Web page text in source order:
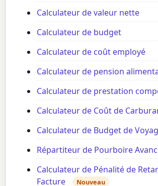
Calculateur de valeur nette
Calculateur de budget
Calculateur de coût employé
Calculateur de pension
Calculateur de prestation
Calculateur de Coût de
Calculateur de Budget de
Répartiteur de Pourboire
Calculateur de Pénalité de
Facture
Nouveau